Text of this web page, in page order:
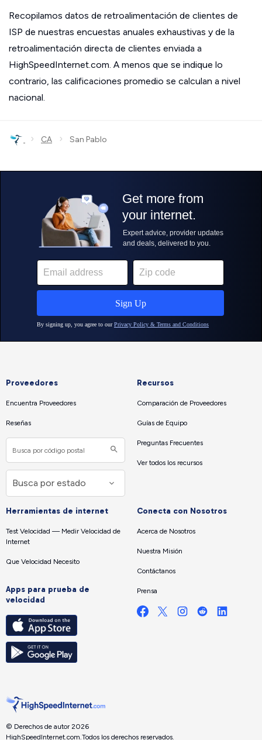
Recopilamos datos de retroalimentación de clientes de
ISP de nuestras encuestas anuales exhaustivas y de la
retroalimentación directa de clientes enviada a
HighSpeedInternet.com. A menos que se indique lo
contrario, las calificaciones promedio se calculan a nivel
nacional.
› CA › San Pablo
Proveedores
Encuentra Proveedores
Reseñas
Recursos
Comparación de Proveedores
Guías de Equipo
Preguntas Frecuentes
Ver todos los recursos
Herramientas de internet
Test Velocidad — Medir Velocidad de
Internet
Que Velocidad Necesito
Apps para prueba de
velocidad
Conecta con Nosotros
Acerca de Nosotros
Nuestra Misión
Contáctanos
Prensa
© Derechos de autor 2026
HighSpeedInternet.com.Todos los derechos reservados.